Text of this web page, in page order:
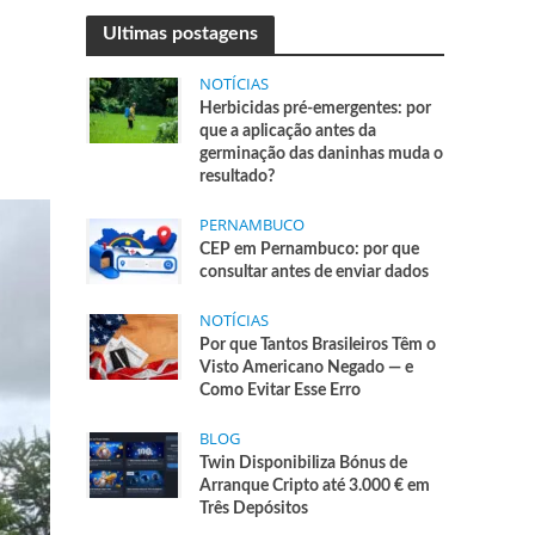
Ultimas postagens
NOTÍCIAS
Herbicidas pré-emergentes: por
que a aplicação antes da
germinação das daninhas muda o
resultado?
PERNAMBUCO
CEP em Pernambuco: por que
consultar antes de enviar dados
NOTÍCIAS
Por que Tantos Brasileiros Têm o
Visto Americano Negado — e
Como Evitar Esse Erro
BLOG
Twin Disponibiliza Bónus de
Arranque Cripto até 3.000 € em
Três Depósitos